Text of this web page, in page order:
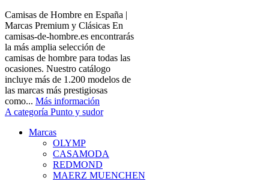
Camisas de Hombre en España |
Marcas Premium y Clásicas En
camisas-de-hombre.es encontrarás
la más amplia selección de
camisas de hombre para todas las
ocasiones. Nuestro catálogo
incluye más de 1.200 modelos de
las marcas más prestigiosas
como... Más información
A categoría Punto y sudor
Marcas
OLYMP
CASAMODA
REDMOND
MAERZ MUENCHEN